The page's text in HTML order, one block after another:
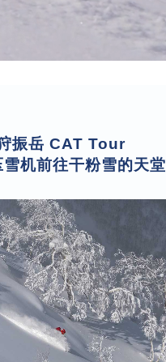
振岳 CAT Tour
雪机前往干粉雪的天堂